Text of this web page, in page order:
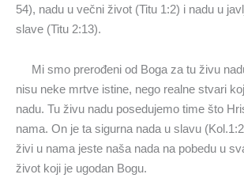
54), nadu u večni život (Titu 1:2) i nadu u
slave (Titu 2:13).
Mi smo prerođeni od Boga za tu živu
nisu neke mrtve istine, nego realne stvari
nadu. Tu živu nadu posedujemo time što
nama. On je ta sigurna nada u slavu
živi u nama jeste naša nada na pobedu u
život koji je ugodan Bogu.